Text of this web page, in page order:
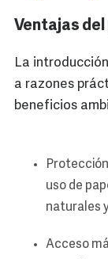
Ventajas
La
a razones
beneficios
uso de
naturales
Acceso